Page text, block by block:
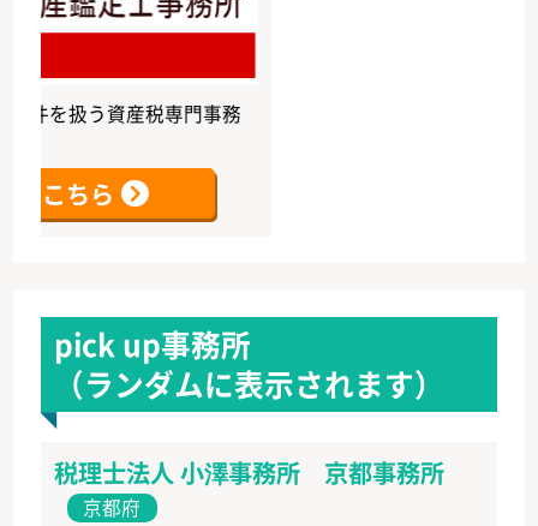
扱う資産税専門事務
ちら
pick up事務所
（ランダムに表示されます）
税理士法人 小澤事務所 京都事務所
京都府